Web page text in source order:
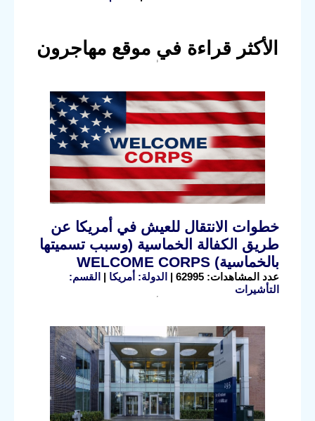
الأكثر قراءة في موقع مهاجرون
خطوات الانتقال للعيش في أمريكا عن
طريق الكفالة الخماسية (وسبب تسميتها
بالخماسية) WELCOME CORPS
عدد المشاهدات: 62995 | الدولة: أمريكا | القسم:
التأشيرات